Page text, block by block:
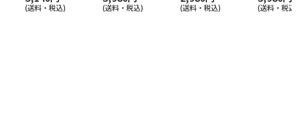
(送料・税込) (送料・税込) (送料・税込) (送料・税込)